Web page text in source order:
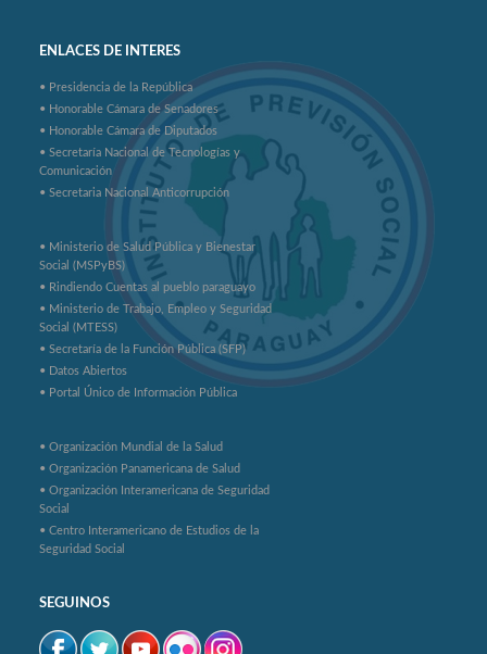
ENLACES DE INTERES
• Presidencia de la República
• Honorable Cámara de Senadores
• Honorable Cámara de Diputados
• Secretaría Nacional de Tecnologías y
Comunicación
• Secretaria Nacional Anticorrupción
• Ministerio de Salud Pública y Bienestar
Social (MSPyBS)
• Rindiendo Cuentas al pueblo paraguayo
• Ministerio de Trabajo, Empleo y Seguridad
Social (MTESS)
• Secretaría de la Función Pública (SFP)
• Datos Abiertos
• Portal Único de Información Pública
• Organización Mundial de la Salud
• Organización Panamericana de Salud
• Organización Interamericana de Seguridad
Social
• Centro Interamericano de Estudios de la
Seguridad Social
SEGUINOS